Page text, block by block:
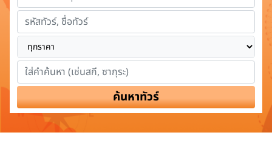
ค้นหาทัวร์